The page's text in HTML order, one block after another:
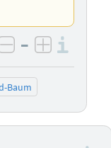
negativ
– positiv
Baum